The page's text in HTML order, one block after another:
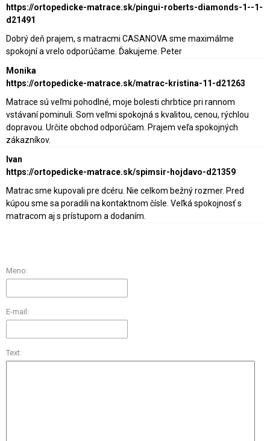
https://ortopedicke-matrace.sk/pingui-roberts-diamonds-1--1-
d21491
Dobrý deň prajem, s matracmi CASANOVA sme maximálme
spokojní a vrelo odporúčame. Ďakujeme. Peter
Monika
https://ortopedicke-matrace.sk/matrac-kristina-11-d21263
Matrace sú veľmi pohodlné, moje bolesti chrbtice pri rannom
vstávaní pominuli. Som veľmi spokojná s kvalitou, cenou, rýchlou
dopravou. Určite obchod odporúčam. Prajem veľa spokojných
zákazníkov.
Ivan
https://ortopedicke-matrace.sk/spimsir-hojdavo-d21359
Matrac sme kupovali pre dcéru. Nie celkom bežný rozmer. Pred
kúpou sme sa poradili na kontaktnom čísle. Veľká spokojnosť s
matracom aj s prístupom a dodaním.
Meno:
E-mail:
Text: